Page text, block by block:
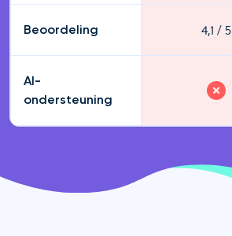
Beoordeling 4,1 / 5
AI-
ondersteuning